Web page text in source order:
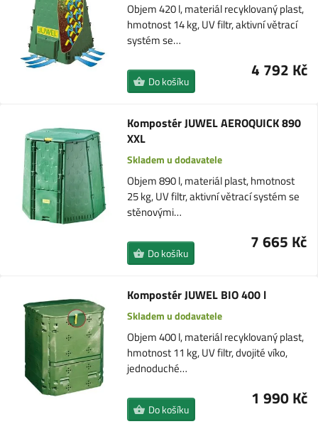
Objem 420 l, materiál recyklovaný plast,
hmotnost 14 kg, UV filtr, aktivní větrací
systém se…
4 792 Kč
Do košíku
Kompostér JUWEL AEROQUICK 890
XXL
Skladem u dodavatele
Objem 890 l, materiál plast, hmotnost
25 kg, UV filtr, aktivní větrací systém se
stěnovými…
7 665 Kč
Do košíku
Kompostér JUWEL BIO 400 l
Skladem u dodavatele
Objem 400 l, materiál recyklovaný plast,
hmotnost 11 kg, UV filtr, dvojité víko,
jednoduché…
1 990 Kč
Do košíku